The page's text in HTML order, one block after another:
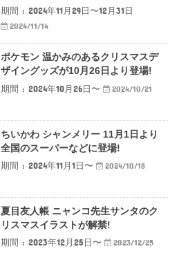
期間 : 2024年11月29日〜12月31日
2024/11/14
ポケモン 温かみのあるクリスマスデ
ザイングッズが10月26日より登場!
期間 : 2024年10月26日〜
2024/10/21
ちいかわ シャンメリー 11月1日より
全国のスーパーなどに登場!
期間 : 2024年11月1日〜
2024/10/18
夏目友人帳 ニャンコ先生サンタのク
リスマスイラストが解禁!
期間 : 2023年12月25日〜
2023/12/25